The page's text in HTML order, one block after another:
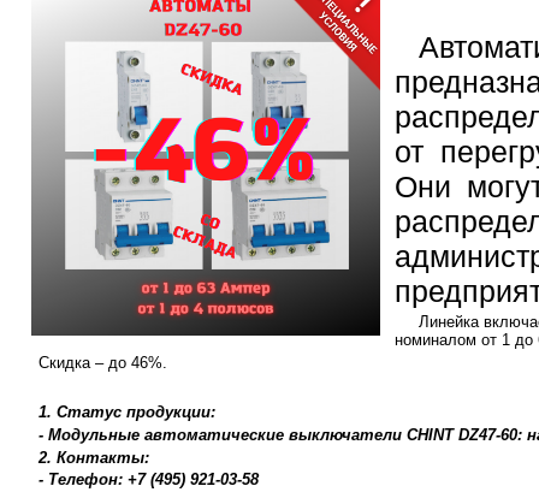
от
Они
Линейка
номиналом от 1
Скидка – до 46%.
1. Статус продукции:
- Модульные автоматические выключатели CHINT DZ47-60:
2. Контакты:
- Телефон: +7 (495) 921-03-58